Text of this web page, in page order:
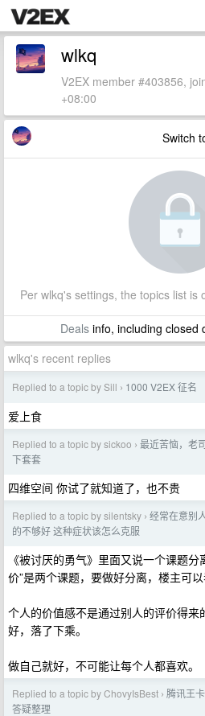
wlkq
V2EX member #403856,
+08:00
Switch
Per wlkq's settings, the topics list is
Dealsinfo, including closed
wlkq's recent replies
Replied to a topic by Sill › 1000 V2EX 征名
爱上食
Replied to a topic by sickoo › 最近苦恼，老
下套套
四维空间 你试了就知道了，也不贵
Replied to a topic by silentsky › 经常在意别
的不够好 这种症状该怎么克服
《被讨厌的勇气》里面又说一个课题分
价”是两个课题，要做好分离，楼主可以
个人的价值感不是通过别人的评价得
好，落了下乘。
做自己就好，不可能让每个人都喜欢。
Replied to a topic by ChovyIsBest › 腾讯王
答疑整理